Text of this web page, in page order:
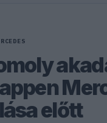
előtt